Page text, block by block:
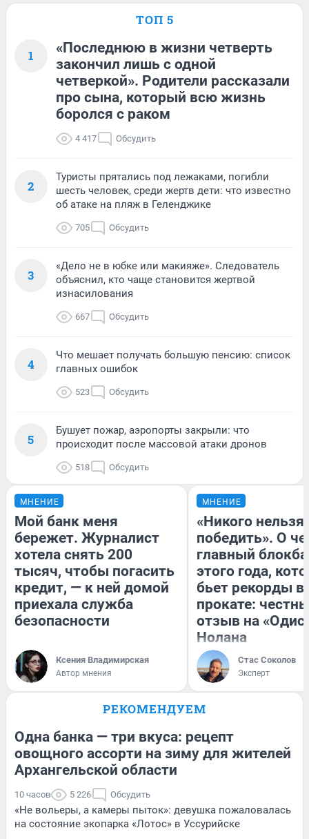
ТОП 5
1
«Последнюю в жизни четверть
закончил лишь с одной
четверкой». Родители рассказали
про сына, который всю жизнь
боролся с раком
4 417 Обсудить
2
Туристы прятались под лежаками, погибли
шесть человек, среди жертв дети: что известно
об атаке на пляж в Геленджике
705 Обсудить
3
«Дело не в юбке или макияже». Следователь
объяснил, кто чаще становится жертвой
изнасилования
667 Обсудить
4
Что мешает получать большую пенсию: список
главных ошибок
523 Обсудить
5
Бушует пожар, аэропорты закрыли: что
происходит после массовой атаки дронов
518 Обсудить
МНЕНИЕ
Мой банк меня
бережет. Журналист
хотела снять 200
тысяч, чтобы погасить
кредит, — к ней домой
приехала служба
безопасности
Ксения Владимирская
Автор мнения
МНЕНИЕ
«Никого нельзя
победить». О
главный
этого года,
бьет рекорды в
прокате:
отзыв на
Нолана
Стас Соколов
Эксперт
РЕКОМЕНДУЕМ
Одна банка — три вкуса: рецепт
овощного ассорти на зиму для жителей
Архангельской области
10 часов 5 226 Обсудить
«Не вольеры, а камеры пыток»: девушка пожаловалась
на состояние экопарка «Лотос» в Уссурийске